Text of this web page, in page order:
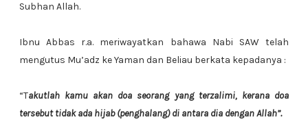
Subhan Allah.
Ibnu Abbas r.a. meriwayatkan bahawa Nabi SAW telah
mengutus Mu’adz ke Yaman dan Beliau berkata kepadanya :
“Takutlah kamu akan doa seorang yang terzalimi, kerana doa
tersebut tidak ada hijab (penghalang) di antara dia dengan Allah”.